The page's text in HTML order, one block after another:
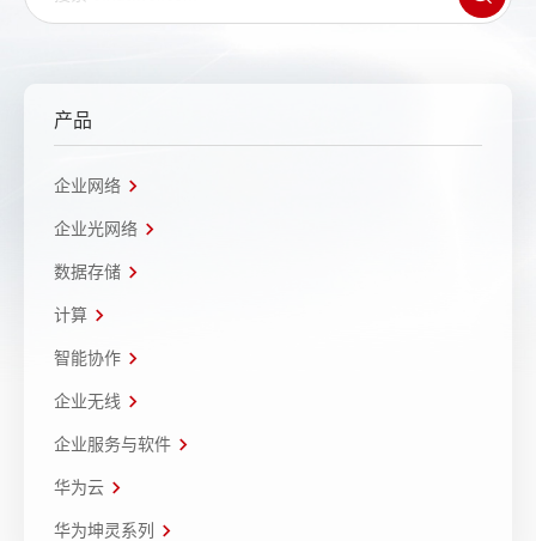
产品
企业网络
企业光网络
数据存储
计算
智能协作
企业无线
企业服务与软件
华为云
华为坤灵系列